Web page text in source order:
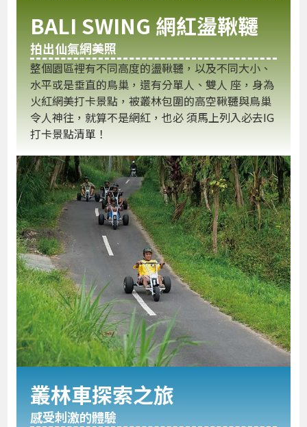
BALI SWING 網紅盪鞦韆
拍出仙氣網美照
整個園區裡有不同高度的盪鞦韆，以及不同大小、
水平或是垂直的鳥巢，還有分單人、雙人 座，身為
火紅網美打卡景點，被叢林包圍的高空鞦韆與鳥巢
令人神往，就算不是網紅，也必 須馬上列入必去IG
打卡景點清單！
叢林車探索之旅
感受刺激的體驗